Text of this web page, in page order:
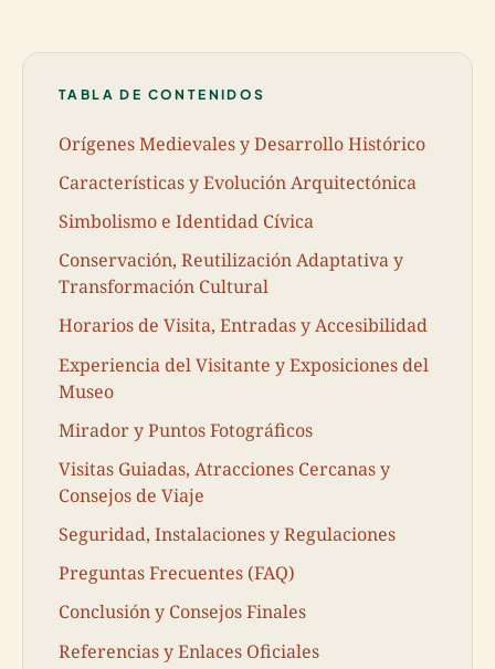
TABLA DE CONTENIDOS
Orígenes Medievales y Desarrollo Histórico
Características y Evolución Arquitectónica
Simbolismo e Identidad Cívica
Conservación, Reutilización Adaptativa y
Transformación Cultural
Horarios de Visita, Entradas y Accesibilidad
Experiencia del Visitante y Exposiciones del
Museo
Mirador y Puntos Fotográficos
Visitas Guiadas, Atracciones Cercanas y
Consejos de Viaje
Seguridad, Instalaciones y Regulaciones
Preguntas Frecuentes (FAQ)
Conclusión y Consejos Finales
Referencias y Enlaces Oficiales